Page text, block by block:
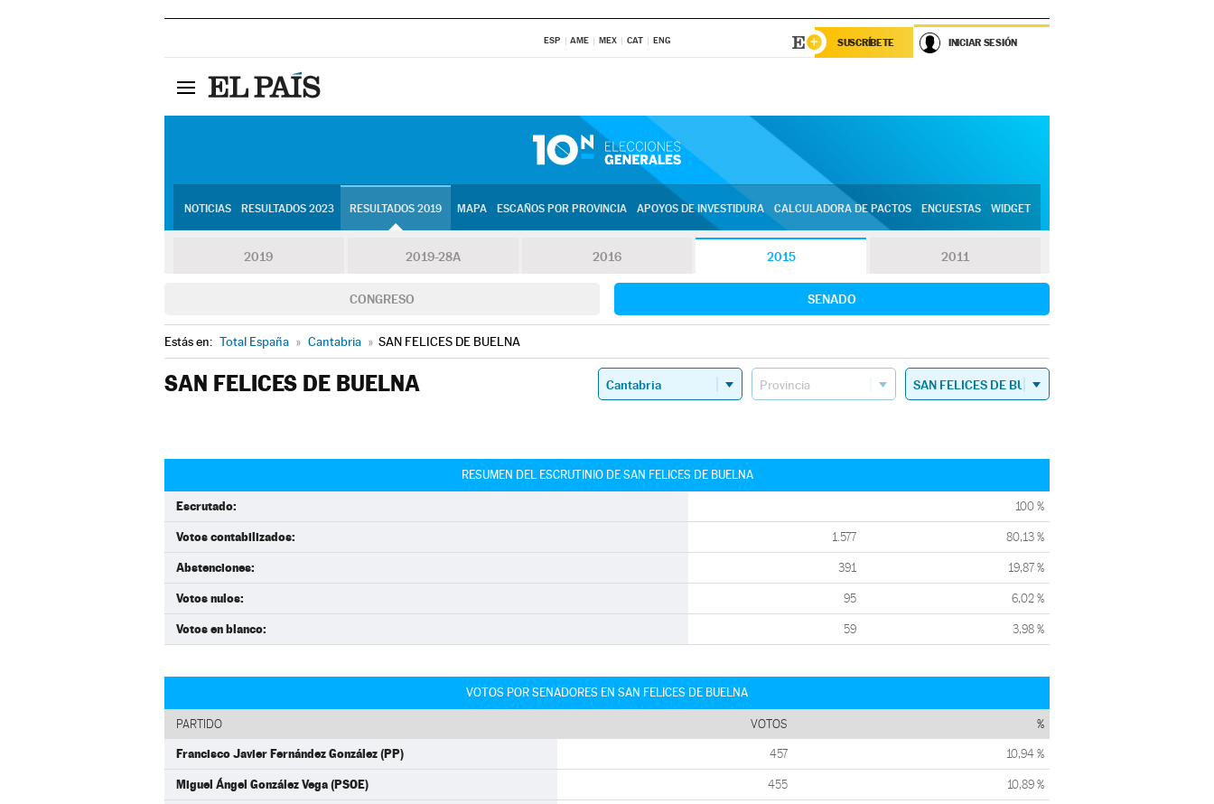
ESP AME MEX CAT ENG SUSCRÍBETE INICIAR SESIÓN
NOTICIAS RESULTADOS 2023 RESULTADOS 2019 MAPA ESCAÑOS POR PROVINCIA APOYOS DE INVESTIDURA CALCULADORA DE PACTOS ENCUESTAS WIDGET
2019 2019-28A 2016 2015 2011
CONGRESO SENADO
Estás en: Total España » Cantabria » SAN FELICES DE BUELNA
SAN FELICES DE BUELNA
RESUMEN DEL ESCRUTINIO DE SAN FELICES DE BUELNA
Escrutado: 100 %
Votos contabilizados: 1.577 80,13 %
Abstenciones: 391 19,87 %
Votos nulos: 95 6,02 %
Votos en blanco: 59 3,98 %
VOTOS POR SENADORES EN SAN FELICES DE BUELNA
PARTIDO VOTOS %
Francisco Javier Fernández González (PP) 457 10,94 %
Miguel Ángel González Vega (PSOE) 455 10,89 %